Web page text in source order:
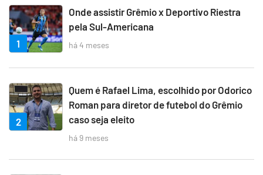
1
Onde assistir Grêmio x Deportivo Riestra
pela Sul-Americana
há 4 meses
2
Quem é Rafael Lima, escolhido por Odorico
Roman para diretor de futebol do Grêmio
caso seja eleito
há 9 meses